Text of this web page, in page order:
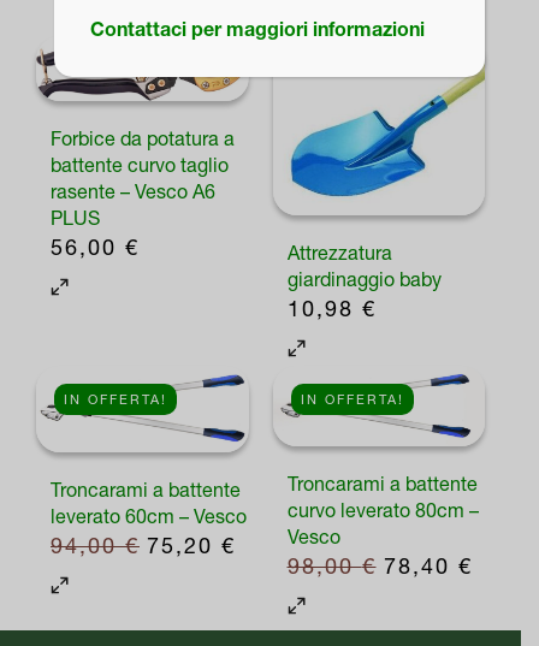
Forbice da potatura a
battente curvo taglio
rasente – Vesco A6
PLUS
56,00 €
Attrezzatura
giardinaggio baby
10,98 €
Questo
ha
più
varianti.
Le
opzioni
possono
essere
IN OFFERTA!
Troncarami a battente
leverato 60cm – Vesco
94,00€ IL
75,20 €
PREZZO
ATTUALE
IN OFFERTA!
Troncarami a battente
curvo leverato 80cm –
Vesco
98,00€ IL
ORIGINALE
78,40 €
Contattaci per maggiori informazioni